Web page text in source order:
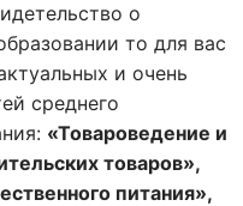
о
то для вас
и очень
среднего
«Товароведение и
товаров»,
питания»,